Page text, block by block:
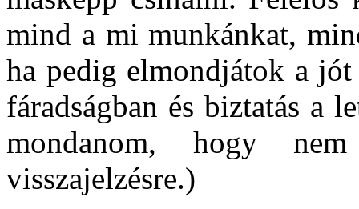
mind a mi munkánkat,
ha pedig elmondjátok a
fáradságban és biztatás a
mondanom, hogy
visszajelzésre.)